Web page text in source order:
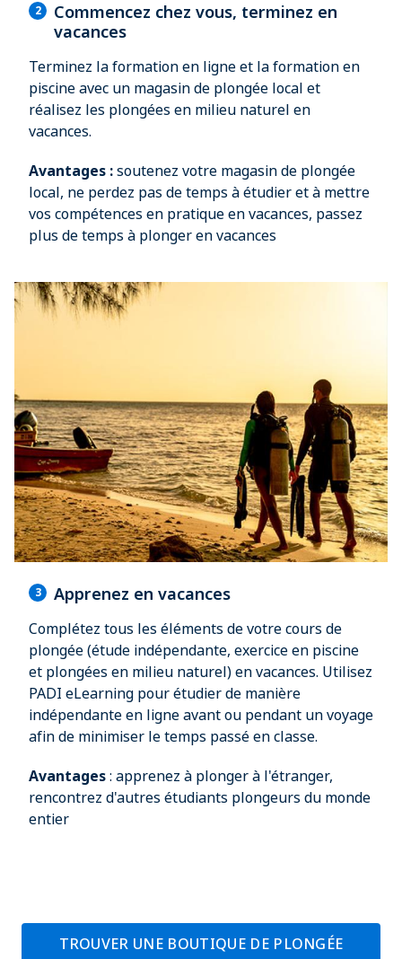
2
Commencez chez vous, terminez en
vacances
Terminez la formation en ligne et la formation en
piscine avec un magasin de plongée local et
réalisez les plongées en milieu naturel en
vacances.
Avantages :soutenez votre magasin de plongée
local, ne perdez pas de temps à étudier et à mettre
vos compétences en pratique en vacances, passez
plus de temps à plonger en vacances
3 Apprenez en vacances
Complétez tous les éléments de votre cours de
plongée (étude indépendante, exercice en piscine
et plongées en milieu naturel) en vacances. Utilisez
PADI eLearning pour étudier de manière
indépendante en ligne avant ou pendant un voyage
afin de minimiser le temps passé en classe.
Avantages: apprenez à plonger à l'étranger,
rencontrez d'autres étudiants plongeurs du monde
entier
TROUVER UNE BOUTIQUE DE PLONGÉE